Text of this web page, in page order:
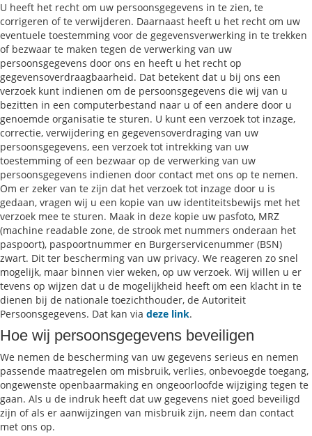
U heeft het recht om uw persoonsgegevens in te zien, te
corrigeren of te verwijderen. Daarnaast heeft u het recht om uw
eventuele toestemming voor de gegevensverwerking in te trekken
of bezwaar te maken tegen de verwerking van uw
persoonsgegevens door ons en heeft u het recht op
gegevensoverdraagbaarheid. Dat betekent dat u bij ons een
verzoek kunt indienen om de persoonsgegevens die wij van u
bezitten in een computerbestand naar u of een andere door u
genoemde organisatie te sturen. U kunt een verzoek tot inzage,
correctie, verwijdering en gegevensoverdraging van uw
persoonsgegevens, een verzoek tot intrekking van uw
toestemming of een bezwaar op de verwerking van uw
persoonsgegevens indienen door contact met ons op te nemen.
Om er zeker van te zijn dat het verzoek tot inzage door u is
gedaan, vragen wij u een kopie van uw identiteitsbewijs met het
verzoek mee te sturen. Maak in deze kopie uw pasfoto, MRZ
(machine readable zone, de strook met nummers onderaan het
paspoort), paspoortnummer en Burgerservicenummer (BSN)
zwart. Dit ter bescherming van uw privacy. We reageren zo snel
mogelijk, maar binnen vier weken, op uw verzoek. Wij willen u er
tevens op wijzen dat u de mogelijkheid heeft om een klacht in te
dienen bij de nationale toezichthouder, de Autoriteit
Persoonsgegevens. Dat kan via deze link.
Hoe wij persoonsgegevens beveiligen
We nemen de bescherming van uw gegevens serieus en nemen
passende maatregelen om misbruik, verlies, onbevoegde toegang,
ongewenste openbaarmaking en ongeoorloofde wijziging tegen te
gaan. Als u de indruk heeft dat uw gegevens niet goed beveiligd
zijn of als er aanwijzingen van misbruik zijn, neem dan contact
met ons op.